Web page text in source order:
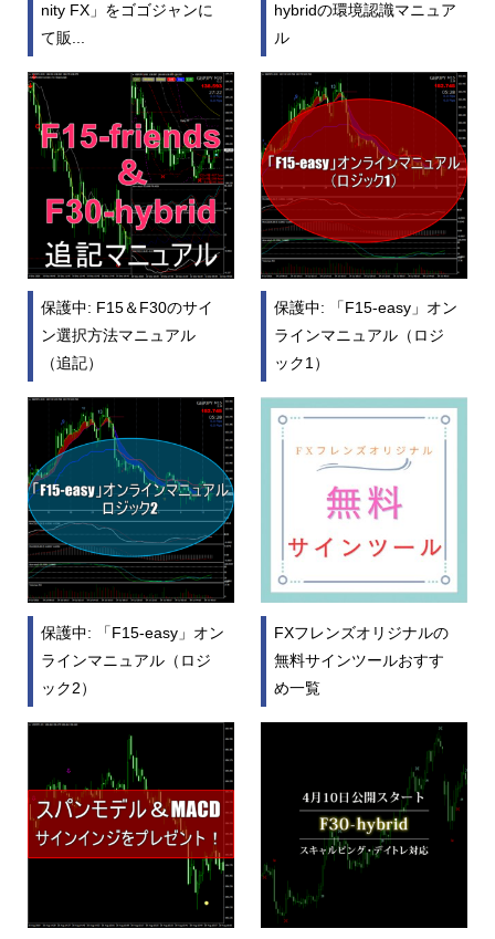
nity FX」をゴゴジャンに
て販...
hybridの環境認識マニュア
ル
保護中: F15＆F30のサイ
ン選択方法マニュアル
（追記）
保護中: 「F15-easy」オン
ラインマニュアル（ロジ
ック1）
保護中: 「F15-easy」オン
ラインマニュアル（ロジ
ック2）
FXフレンズオリジナルの
無料サインツールおすす
め一覧